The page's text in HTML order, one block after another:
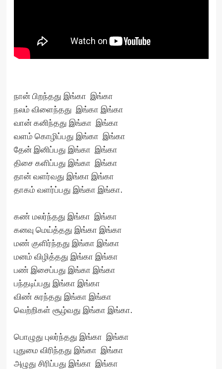
நான் பிறந்தது இங்கா இங்கா
நலம் விளைந்தது இங்கா இங்கா
வான் கனிந்தது இங்கா இங்கா
வளம் கொழிப்பது இங்கா இங்கா
தேன் இனிப்பது இங்கா இங்கா
திசை களிப்பது இங்கா இங்கா
தான் வளர்வது இங்கா இங்கா
தாகம் வளர்ப்பது இங்கா இங்கா.
கண் மலர்ந்தது இங்கா இங்கா
கனவு மெய்த்தது இங்கா இங்கா
மண் குளிர்ந்தது இங்கா இங்கா
மனம் விழித்தது இங்கா இங்கா
பண் இசைப்பது இங்கா இங்கா
பந்தடிப்பது இங்கா இங்கா
விண் சுரந்தது இங்கா இங்கா
வெற்றிகள் சூழ்வது இங்கா இங்கா.
பொழுது புலர்ந்தது இங்கா இங்கா
புதுமை விரிந்தது இங்கா இங்கா
அழுது சிரிப்பது இங்கா இங்கா